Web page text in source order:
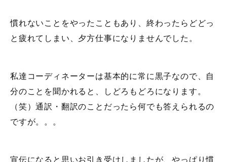
慣れないことをやったこともあり、終わったらどどっ
と疲れてしまい、夕方仕事になりませんでした。
私達コーディネーターは基本的に常に黒子なので、自
分のことを聞かれると、しどろもどろになります。
（笑）通訳・翻訳のことだったら何でも答えられるの
ですが。。。
宣伝になると思いお引き受けしましたが、やっぱり慣